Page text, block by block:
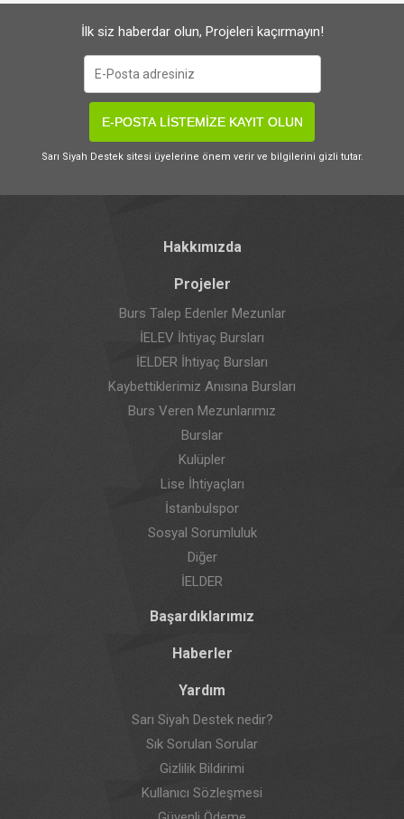
İlk siz haberdar olun, Projeleri kaçırmayın!
E-POSTA LİSTEMİZE KAYIT OLUN
Sarı Siyah Destek sitesi üyelerine önem verir ve bilgilerini gizli tutar.
Hakkımızda
Projeler
Burs Talep Edenler Mezunlar
İELEV İhtiyaç Bursları
İELDER İhtiyaç Bursları
Kaybettiklerimiz Anısına Bursları
Burs Veren Mezunlarımız
Burslar
Kulüpler
Lise İhtiyaçları
İstanbulspor
Sosyal Sorumluluk
Diğer
İELDER
Başardıklarımız
Haberler
Yardım
Sarı Siyah Destek nedir?
Sık Sorulan Sorular
Gizlilik Bildirimi
Kullanıcı Sözleşmesi